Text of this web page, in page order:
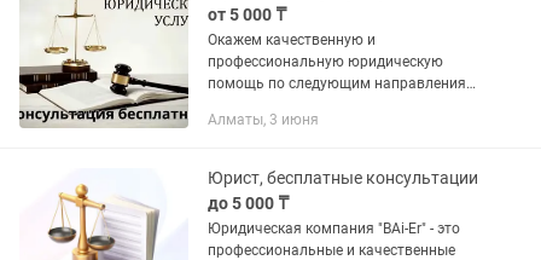
от 5 000 ₸
Окажем качественную и
профессиональную юридическую
помощь по следующим направлениям:
споры (раздел имущества, взыскание
споры -...
Алматы, 3 июня
Юрист, бесплатные консультации
до 5 000 ₸
Юридическая компания "BAi-Er" - это
профессиональные и качественные